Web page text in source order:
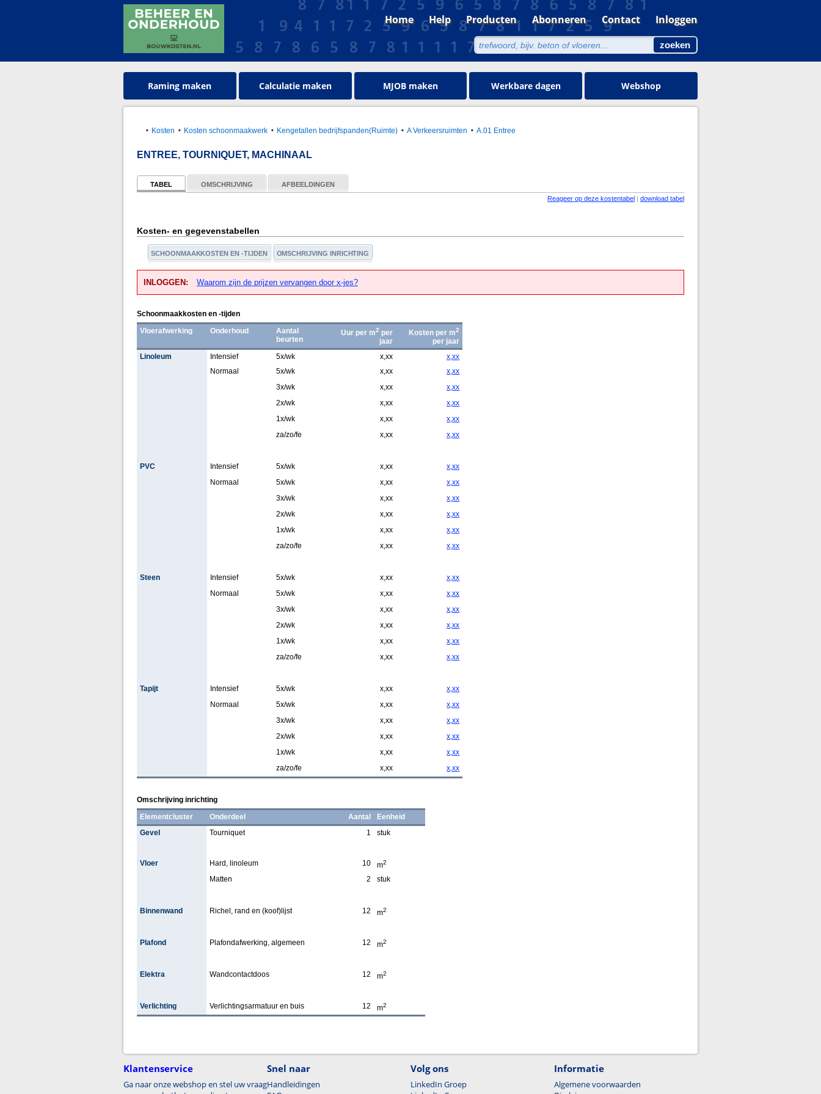
Home Help Producten Abonneren Contact Inloggen
Raming maken Calculatie maken MJOB maken Werkbare dagen Webshop
Kosten Kosten schoonmaakwerk Kengetallen bedrijfspanden(Ruimte) A Verkeersruimten A.01 Entree
ENTREE, TOURNIQUET, MACHINAAL
TABEL OMSCHRIJVING
AFBEELDINGEN
Reageer op deze kostentabel | download tabel
Kosten- en gegevenstabellen
SCHOONMAAKKOSTEN EN -TIJDEN OMSCHRIJVING INRICHTING
INLOGGEN: Waarom zijn de prijzen vervangen door x-jes?
Schoonmaakkosten en -tijden
Vloerafwerking
Onderhoud
Aantal
beurten
Uur per m2 per
jaar
Kosten per m2
per jaar
Linoleum
Intensief 5x/wk x,xx
x,xx
Normaal
5x/wk x,xx
x,xx
3x/wk
x,xx
x,xx
2x/wk
x,xx
x,xx
1x/wk
x,xx
x,xx
za/zo/fe
x,xx x,xx
PVC Intensief 5x/wk x,xx
x,xx
Normaal
5x/wk x,xx
x,xx
3x/wk
x,xx
x,xx
2x/wk
x,xx
x,xx
1x/wk
x,xx
x,xx
za/zo/fe
x,xx x,xx
Steen Intensief 5x/wk x,xx
x,xx
Normaal
5x/wk x,xx
x,xx
3x/wk
x,xx
x,xx
2x/wk
x,xx
x,xx
1x/wk
x,xx
x,xx
za/zo/fe
x,xx x,xx
Tapijt Intensief 5x/wk x,xx
x,xx
Normaal
5x/wk x,xx
x,xx
3x/wk
x,xx
x,xx
2x/wk
x,xx
x,xx
1x/wk
x,xx
x,xx
za/zo/fe
x,xx x,xx
Omschrijving inrichting
Elementcluster
Onderdeel Aantal
Eenheid
Gevel
Tourniquet 1 stuk
Vloer Hard, linoleum 10 m2
Matten 2 stuk
Binnenwand Richel, rand en (koof)lijst 12 m2
Plafond Plafondafwerking, algemeen 12 m2
Elektra Wandcontactdoos 12 m2
Verlichting Verlichtingsarmatuur en buis 12 m2
Klantenservice
Ga naar onze webshop en stel uw vraag
Snel naar
Handleidingen
Volg ons
LinkedIn Groep
Informatie
Algemene voorwaarden